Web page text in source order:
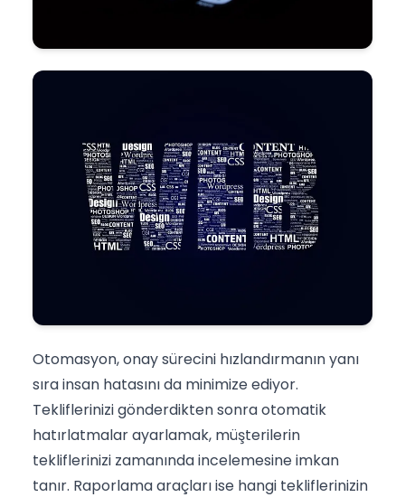
Otomasyon, onay sürecini hızlandırmanın yanı
sıra insan hatasını da minimize ediyor.
Tekliflerinizi gönderdikten sonra otomatik
hatırlatmalar ayarlamak, müşterilerin
tekliflerinizi zamanında incelemesine imkan
tanır. Raporlama araçları ise hangi tekliflerinizin